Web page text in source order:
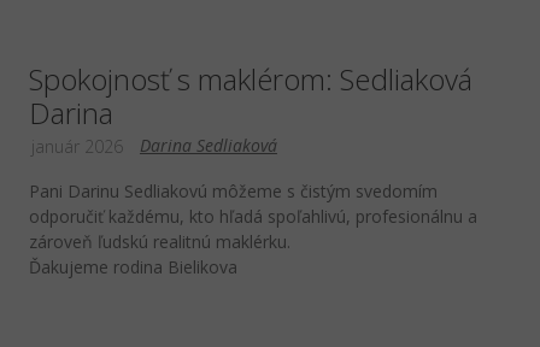
Spokojnosť s maklérom: Sedliaková
Darina
Darina Sedliaková
január 2026
Pani Darinu Sedliakovú môžeme s čistým svedomím
odporučiť každému, kto hľadá spoľahlivú, profesionálnu a
zároveň ľudskú realitnú maklérku.
Ďakujeme rodina Bielikova